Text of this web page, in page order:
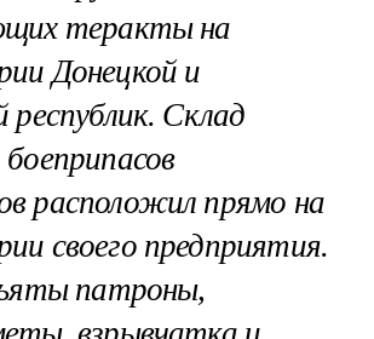
теракты на
Донецкой и
республик. Склад
расположил прямо на
своего предприятия.
патроны,